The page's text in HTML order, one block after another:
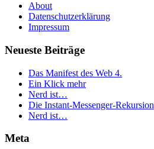
About
Datenschutzerklärung
Impressum
Neueste Beiträge
Das Manifest des Web 4.
Ein Klick mehr
Nerd ist…
Die Instant-Messenger-Rekursion
Nerd ist…
Meta